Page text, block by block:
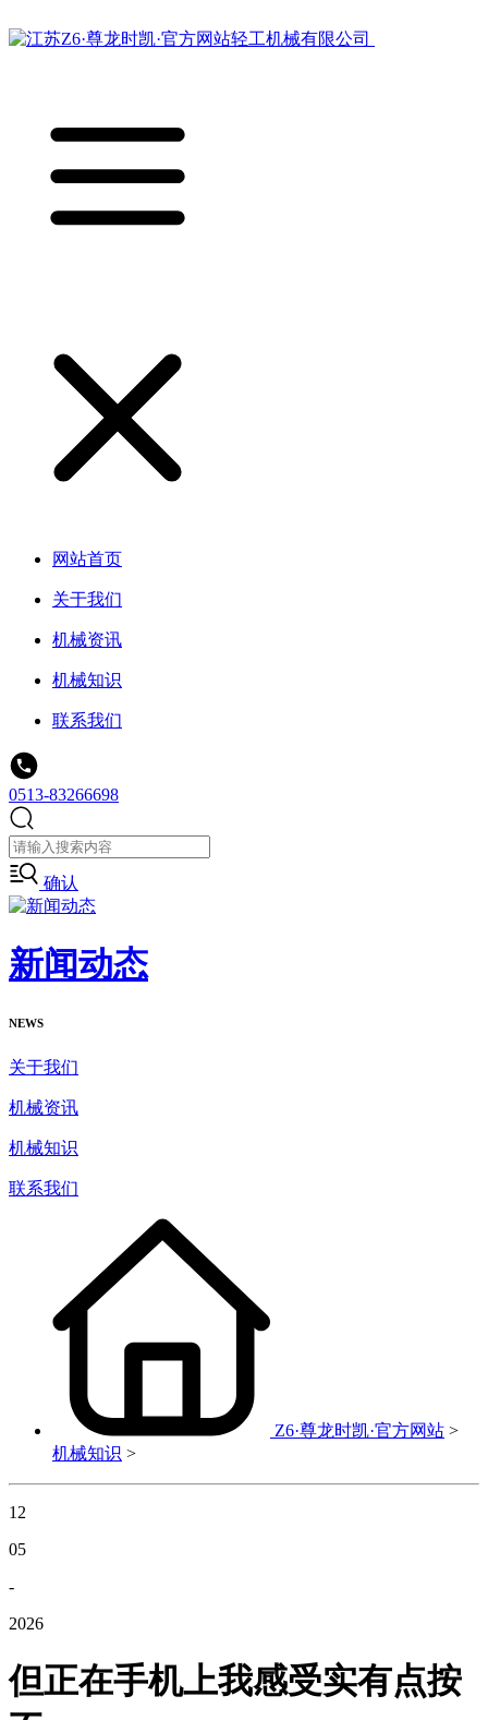
网站首页
关于我们
机械资讯
机械知识
联系我们
0513-83266698
确认
新闻动态
NEWS
关于我们
机械资讯
机械知识
联系我们
Z6·尊龙时凯·官方网站 >
机械知识 >
12
05
-
2026
但正在手机上我感受实有点按